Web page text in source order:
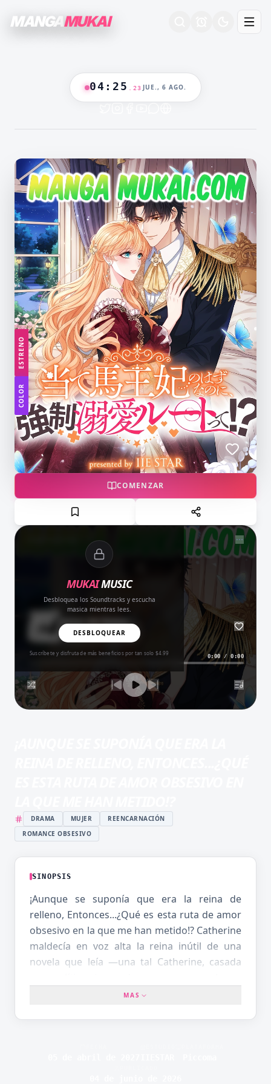
MANGA MUKAI
04 : 25 24 JUE., 6 AGO.
ESTRENO
COLOR
COMENZAR
MUKAIMUSIC
Desbloquea los Soundtracks y escucha
masica mientras lees.
DESBLOQUEAR
Suscríbete y disfruta de más beneficios por tan solo $4.99
Amor del Bueno
BALADA
0:00/0:00
DRAMA MUJER
REENCARNACIÓN
ROMANCE OBSESIVO
SINOPSIS
¡Aunque se suponía que era la reina de
relleno, Entonces...¿Qué es esta ruta de amor
obsesivo en la que me han metido!? Catherine
maldecía en voz alta la reina inútil de una
novela que leía —una tal Catherine, casada
robada por la heroína perfecta— cuando ¡zas!
MAS